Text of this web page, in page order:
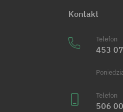
Kontakt
Telefon
453
Telefon
506